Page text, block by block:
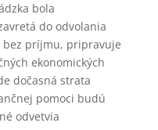
bola
do odvolania
bez príjmu, pripravuje
ekonomických
dočasná strata
pomoci budú
odvetvia